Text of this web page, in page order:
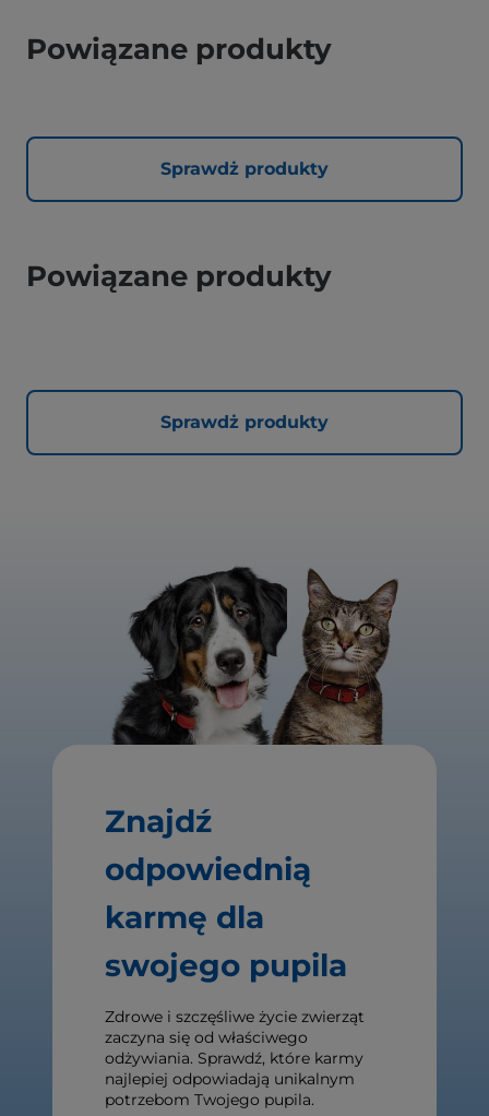
Powiązane produkty
Sprawdż produkty
Powiązane produkty
Sprawdż produkty
Znajdź
odpowiednią
karmę dla
swojego pupila
Zdrowe i szczęśliwe życie zwierząt
zaczyna się od właściwego
odżywiania. Sprawdź, które karmy
najlepiej odpowiadają unikalnym
potrzebom Twojego pupila.